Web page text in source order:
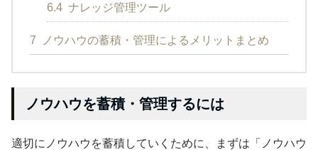
6.4 ナレッジ管理ツール
7 ノウハウの蓄積・管理によるメリットまとめ
ノウハウを蓄積・管理するには
適切にノウハウを蓄積していくために、まずは「ノウハウ